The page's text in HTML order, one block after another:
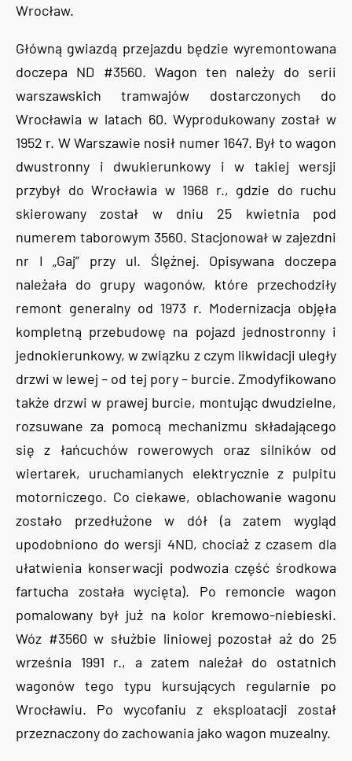
Wrocław.
Główną gwiazdą przejazdu będzie wyremontowana
doczepa ND #3560. Wagon ten należy do serii
warszawskich tramwajów dostarczonych do
Wrocławia w latach 60. Wyprodukowany został w
1952 r. W Warszawie nosił numer 1647. Był to wagon
dwustronny i dwukierunkowy i w takiej wersji
przybył do Wrocławia w 1968 r., gdzie do ruchu
skierowany został w dniu 25 kwietnia pod
numerem taborowym 3560. Stacjonował w zajezdni
nr I „Gaj” przy ul. Ślężnej. Opisywana doczepa
należała do grupy wagonów, które przechodziły
remont generalny od 1973 r. Modernizacja objęła
kompletną przebudowę na pojazd jednostronny i
jednokierunkowy, w związku z czym likwidacji uległy
drzwi w lewej – od tej pory – burcie. Zmodyfikowano
także drzwi w prawej burcie, montując dwudzielne,
rozsuwane za pomocą mechanizmu składającego
się z łańcuchów rowerowych oraz silników od
wiertarek, uruchamianych elektrycznie z pulpitu
motorniczego. Co ciekawe, oblachowanie wagonu
zostało przedłużone w dół (a zatem wygląd
upodobniono do wersji 4ND, chociaż z czasem dla
ułatwienia konserwacji podwozia część środkowa
fartucha została wycięta). Po remoncie wagon
pomalowany był już na kolor kremowo-niebieski.
Wóz #3560 w służbie liniowej pozostał aż do 25
września 1991 r., a zatem należał do ostatnich
wagonów tego typu kursujących regularnie po
Wrocławiu. Po wycofaniu z eksploatacji został
przeznaczony do zachowania jako wagon muzealny.